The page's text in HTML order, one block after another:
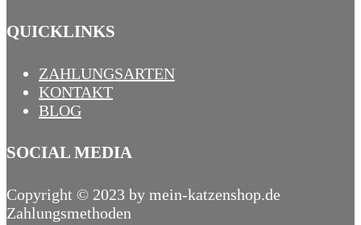
QUICKLINKS
ZAHLUNGSARTEN
KONTAKT
BLOG
SOCIAL MEDIA
Copyright © 2023 by mein-katzenshop.de
Zahlungsmethoden